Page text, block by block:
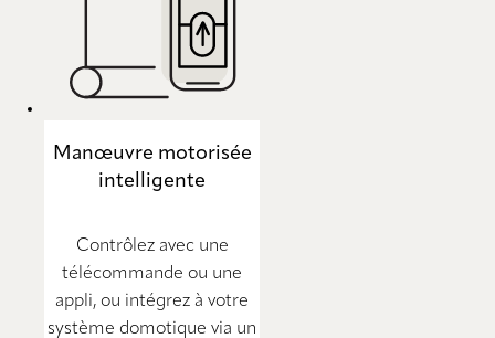
Manœuvre motorisée
intelligente
Contrôlez avec une
télécommande ou une
appli, ou intégrez à votre
système domotique via un